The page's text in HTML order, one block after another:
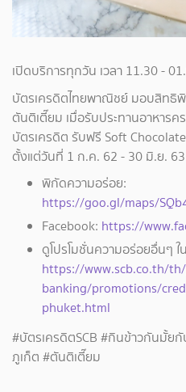
เปิดบริการทุกวัน เวลา 11.30 -
บัตรเครดิตไทยพาณิชย์ มอบสิทธิ
ตันติเตี๊ยม เมื่อรับประทานอาหารค
บัตรเครดิต รับฟรี Soft
ตั้งแต่วันที่ 1 ก.ค. 62 - 30 มิ.ย. 63
พิกัดความอร่อย:
https://goo.gl/maps/
Facebook: https://
ดูโปรโมชั่นความอร่อยอื่นๆ ใ
https://www.scb.co.th/
banking/promotions/
phuket.html
#บัตรเครดิตSCB #กินข้าวกันมั้
ภูเก็ต #ตันติเตี๊ยม